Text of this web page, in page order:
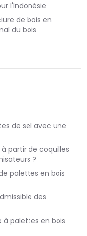
l'Indonésie
de bois en
du bois
de sel avec une
partir de coquilles
?
palettes en bois
des
palettes en bois